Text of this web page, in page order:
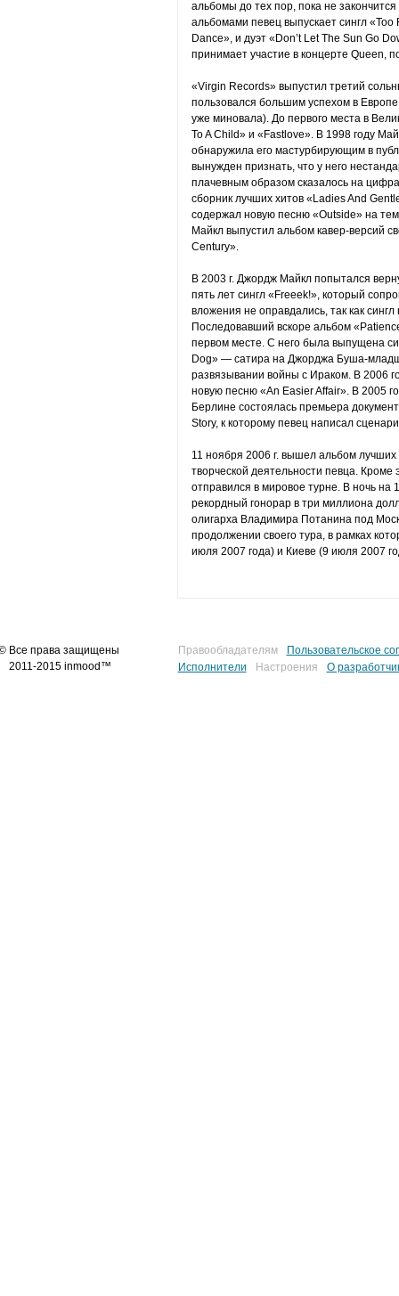
альбомы до тех пор, пока не
альбомами певец выпускает сингл
Dance», и дуэт «Don’t Let The Sun Go
принимает участие в концерте
«Virgin Records» выпустил третий
пользовался большим успехом в
уже миновала). До первого места в
To A Child» и «Fastlove». В 1998 году
обнаружила его мастурбирующим в
вынужден признать, что у него
плачевным образом сказалось на
сборник лучших хитов «Ladies And
содержал новую песню «Outside» на
Майкл выпустил альбом кавер-версий
Century».
В 2003 г. Джордж Майкл попытался
пять лет сингл «Freeek!», который
вложения не оправдались, так как
Последовавший вскоре альбом
первом месте. С него была выпущена
Dog» — сатира на Джорджа Буша-
развязывании войны с Ираком. В 2006
новую песню «An Easier Affair». В 2005
Берлине состоялась премьера
Story, к которому певец написал
11 ноября 2006 г. вышел альбом
творческой деятельности певца.
отправился в мировое турне. В ночь на
рекордный гонорар в три миллиона
олигарха Владимира Потанина под
продолжении своего тура, в рамках
июля 2007 года) и Киеве (9 июля 2007
Все права защищены
2011-2015 inmood™
Правообладателям
Пользовательское
Исполнители
Настроения О